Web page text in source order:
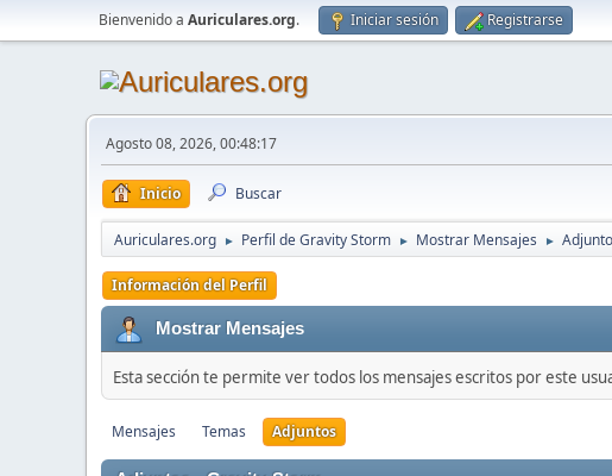
Bienvenido a Auriculares.org. Iniciar sesión Registrarse
Agosto 08, 2026, 00:48:17
Inicio Buscar
Auriculares.org ► Perfil de Gravity Storm ► Mostrar Mensajes ►
Información del Perfil
Mostrar Mensajes
Esta sección te permite ver todos los mensajes escritos por este
Mensajes Temas Adjuntos